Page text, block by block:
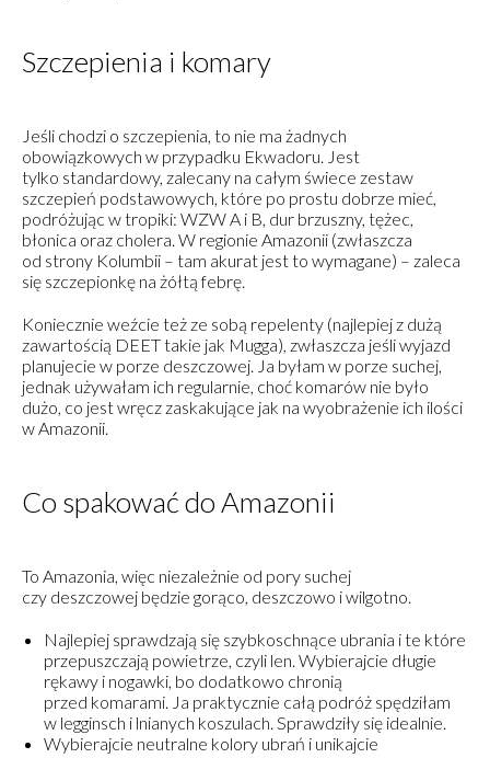
Szczepienia i komary
Jeśli chodzi o szczepienia, to nie ma żadnych
obowiązkowych w przypadku Ekwadoru. Jest
tylko standardowy, zalecany na całym świece zestaw
szczepień podstawowych, które po prostu dobrze mieć,
podróżując w tropiki: WZW A i B, dur brzuszny, tężec,
błonica oraz cholera. W regionie Amazonii (zwłaszcza
od strony Kolumbii – tam akurat jest to wymagane) – zaleca
się szczepionkę na żółtą febrę.
Koniecznie weźcie też ze sobą repelenty (najlepiej z dużą
zawartością DEET takie jak Mugga), zwłaszcza jeśli wyjazd
planujecie w porze deszczowej. Ja byłam w porze suchej,
jednak używałam ich regularnie, choć komarów nie było
dużo, co jest wręcz zaskakujące jak na wyobrażenie ich ilości
w Amazonii.
Co spakować do Amazonii
To Amazonia, więc niezależnie od pory suchej
czy deszczowej będzie gorąco, deszczowo i wilgotno.
Najlepiej sprawdzają się szybkoschnące ubrania i te które
przepuszczają powietrze, czyli len. Wybierajcie długie
rękawy i nogawki, bo dodatkowo chronią
przed komarami. Ja praktycznie całą podróż spędziłam
w legginsch i lnianych koszulach. Sprawdziły się idealnie.
Wybierajcie neutralne kolory ubrań i unikajcie